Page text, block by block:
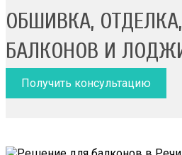
ОБШИВКА,
БАЛКОНОВ И
Получить консультацию